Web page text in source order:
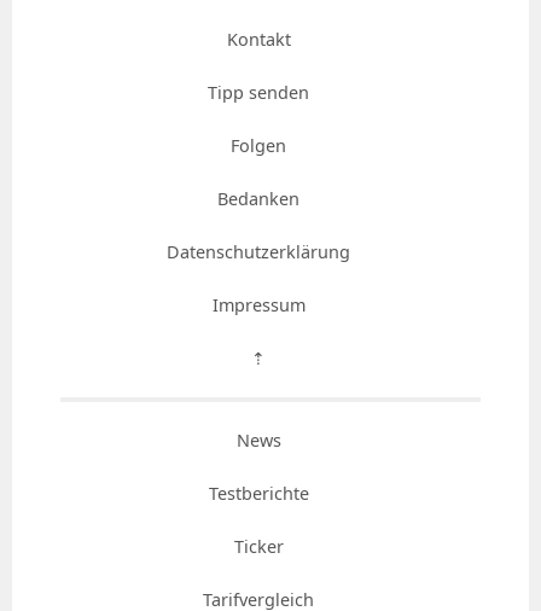
Kontakt
Tipp senden
Folgen
Bedanken
Datenschutzerklärung
Impressum
⇡
News
Testberichte
Ticker
Tarifvergleich